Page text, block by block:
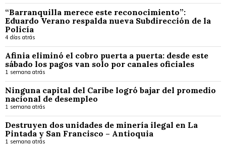
“Barranquilla merece este reconocimiento”:
Eduardo Verano respalda nueva Subdirección de la
Policía
4 días atrás
Afinia eliminó el cobro puerta a puerta: desde este
sábado los pagos van solo por canales oficiales
1 semana atrás
Ninguna capital del Caribe logró bajar del promedio
nacional de desempleo
1 semana atrás
Destruyen dos unidades de minería ilegal en La
Pintada y San Francisco – Antioquia
1 semana atrás